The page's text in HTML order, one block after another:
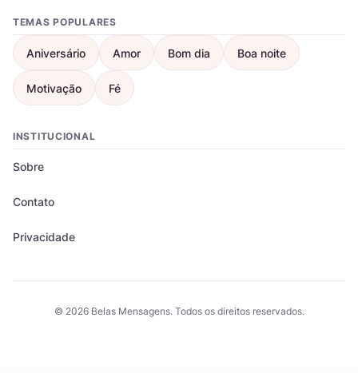
TEMAS POPULARES
Aniversário Amor Bom dia Boa noite
Motivação Fé
INSTITUCIONAL
Sobre
Contato
Privacidade
© 2026 Belas Mensagens. Todos os direitos reservados.